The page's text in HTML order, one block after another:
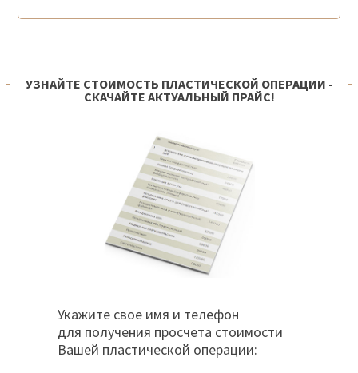
УЗНАЙТЕ СТОИМОСТЬ ПЛАСТИЧЕСКОЙ ОПЕРАЦИИ -
СКАЧАЙТЕ АКТУАЛЬНЫЙ ПРАЙС!
Укажите свое имя и телефон
для получения просчета стоимости
Вашей пластической операции: